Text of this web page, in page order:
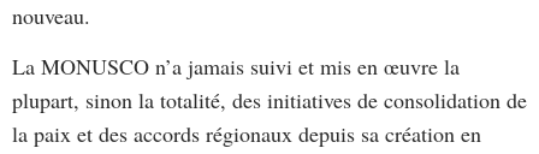
nouveau.
La MONUSCO n’a jamais suivi et mis en œuvre la
plupart, sinon la totalité, des initiatives de consolidation de
la paix et des accords régionaux depuis sa création en